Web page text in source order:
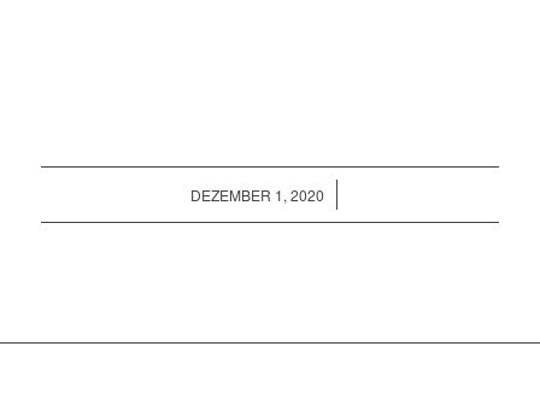
DEZEMBER 1, 2020
/